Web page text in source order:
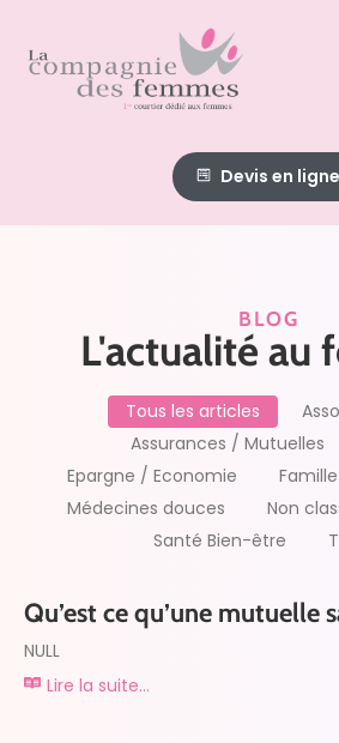
Devis en ligne
BLOG
L'actualité au
Tous les articles
Assurances / Mutuelles
Epargne / Economie
Famille
Médecines douces
Non
Santé Bien-être
Qu’est ce qu’une mutuelle
NULL
Lire la suite...